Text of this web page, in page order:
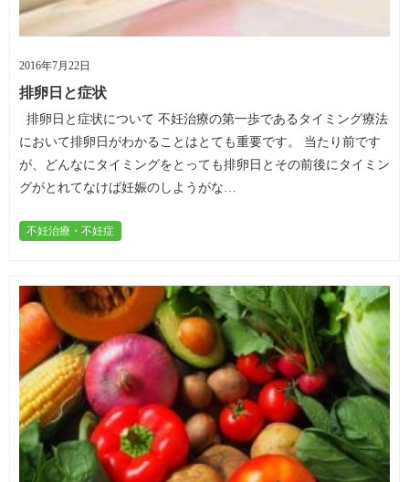
2016年7月22日
排卵日と症状
排卵日と症状について 不妊治療の第一歩であるタイミング療法
において排卵日がわかることはとても重要です。 当たり前です
が、どんなにタイミングをとっても排卵日とその前後にタイミン
グがとれてなけば妊娠のしようがな…
不妊治療・不妊症